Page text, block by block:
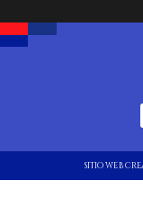
SITIO WEB